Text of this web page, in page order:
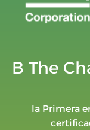
B The
la Primera